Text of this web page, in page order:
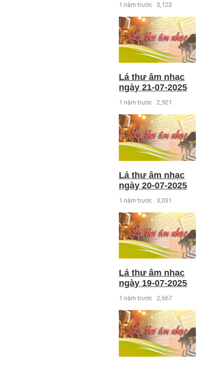
1 năm trước 3,123
Lá thư âm nhạc
ngày 21-07-2025
1 năm trước 2,921
Lá thư âm nhạc
ngày 20-07-2025
1 năm trước 3,031
Lá thư âm nhạc
ngày 19-07-2025
1 năm trước 2,667